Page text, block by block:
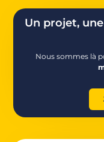
Un projet,
Nous sommes là